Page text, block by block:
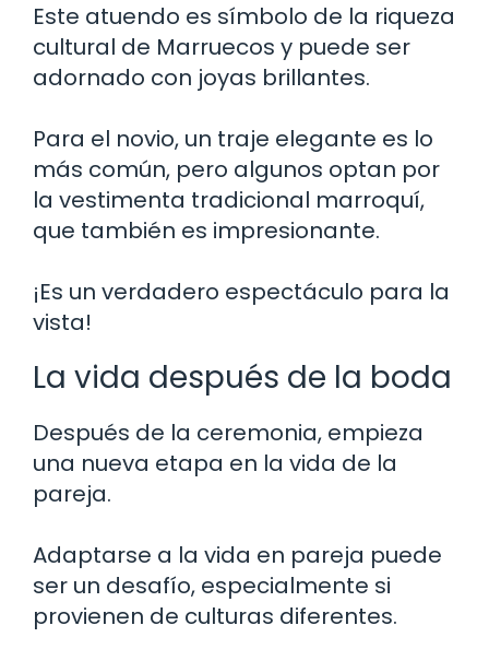
Este atuendo es símbolo de la riqueza
cultural de Marruecos y puede ser
adornado con joyas brillantes.
Para el novio, un traje elegante es lo
más común, pero algunos optan por
la vestimenta tradicional marroquí,
que también es impresionante.
¡Es un verdadero espectáculo para la
vista!
La vida después de la boda
Después de la ceremonia, empieza
una nueva etapa en la vida de la
pareja.
Adaptarse a la vida en pareja puede
ser un desafío, especialmente si
provienen de culturas diferentes.